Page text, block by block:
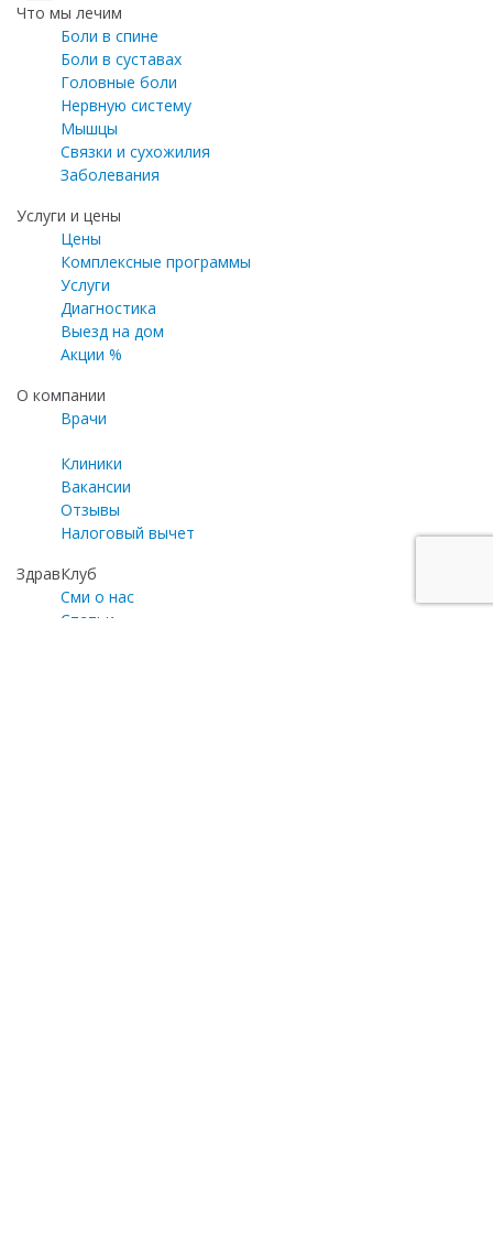
Что мы лечим
Боли в спине
Боли в суставах
Головные боли
Нервную систему
Мышцы
Связки и сухожилия
Заболевания
Услуги и цены
Цены
Комплексные программы
Услуги
Диагностика
Выезд на дом
Акции %
О компании
Врачи
Клиники
Вакансии
Отзывы
Налоговый вычет
ЗдравКлуб
Сми о нас
Статьи